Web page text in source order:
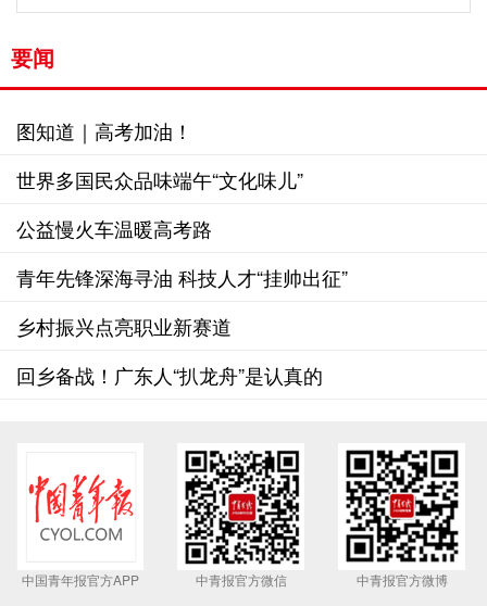
要闻
图知道｜高考加油！
世界多国民众品味端午“文化味儿”
公益慢火车温暖高考路
青年先锋深海寻油 科技人才“挂帅出征”
乡村振兴点亮职业新赛道
回乡备战！广东人“扒龙舟”是认真的
中国青年报官方APP 中青报官方微信 中青报官方微博